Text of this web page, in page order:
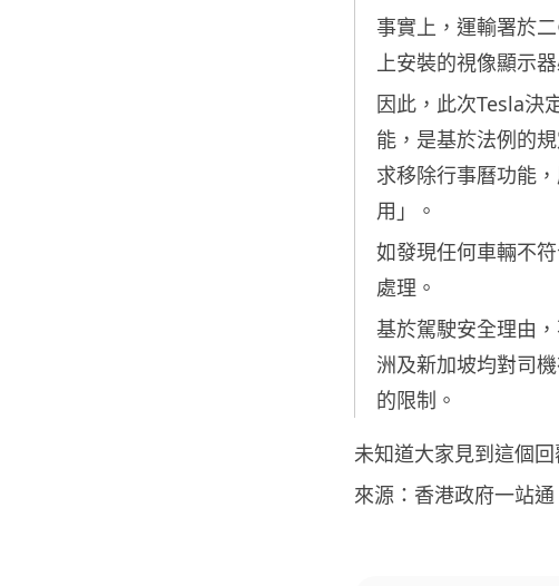
事實上，運輸署於
上安裝的視像顯示
因此，此次Tesla決
能，是基於法例的
求移除行事曆功能
用」。
如發現任何車輛不
處理。
基於駕駛安全理由
洲及新加坡均對司
的限制。
未知道大家見到這個
來源：香港政府一站通